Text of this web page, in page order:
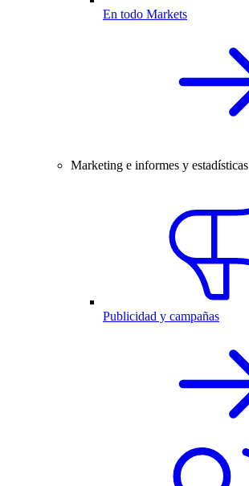
En todo Markets
Marketing e informes y estadísticas
Publicidad y campañas